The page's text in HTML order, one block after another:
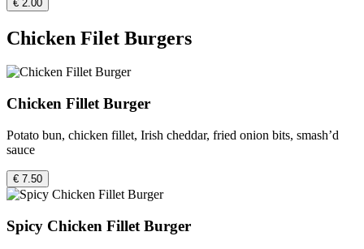
€ 2.00
Chicken Filet Burgers
Chicken Fillet Burger
Potato bun, chicken fillet, Irish cheddar, fried onion bits, smash’d
sauce
€ 7.50
Spicy Chicken Fillet Burger